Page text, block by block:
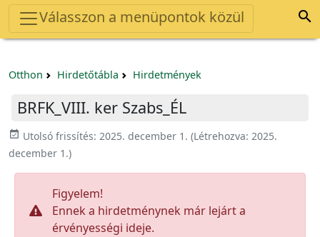
Válasszon a menüpontok közül 
Otthon Hirdetőtábla Hirdetmények
BRFK_VIII. ker Szabs_ÉL
event_available Utolsó frissítés: 2025. december 1. (Létrehozva: 2025.
december 1.)
Figyelem!
Ennek a hirdetménynek már lejárt a
érvényességi ideje.